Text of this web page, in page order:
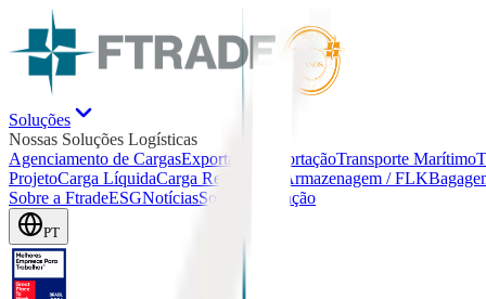
Soluções
Nossas Soluções Logísticas
Agenciamento de CargasExportação ImportaçãoTransporte Marítimo
ProjetoCarga LíquidaCarga Refrigerada Armazenagem / FLK
Sobre a FtradeESGNotíciasSolicitar Cotação
PT